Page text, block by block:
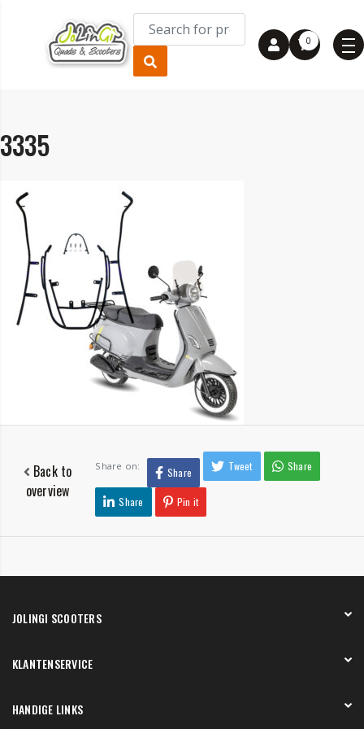
0
3335
Back to
overview
Share on: Share Tweet Share
Share Pin it
JOLINGI SCOOTERS
Onze showroom
KLANTENSERVICE
Verzending en bezorging
HANDIGE LINKS